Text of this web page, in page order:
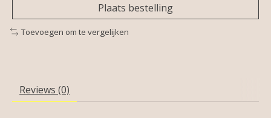
Plaats bestelling
Toevoegen om te vergelijken
Reviews (0)